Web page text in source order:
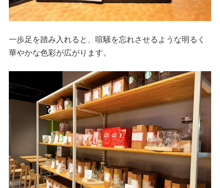
一歩足を踏み入れると、喧騒を忘れさせるような明るく
華やかな色彩が広がります。